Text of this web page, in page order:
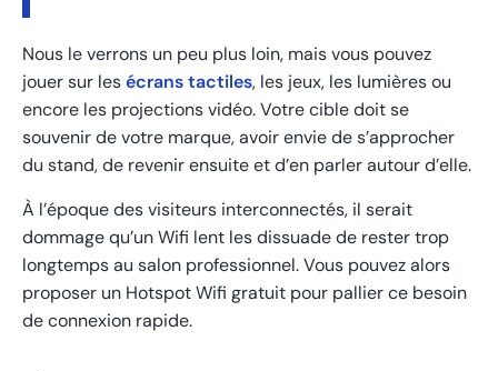
Nous le verrons un peu plus loin, mais vous pouvez
jouer sur lesécrans tactiles, les jeux, les lumières ou
encore les projections vidéo. Votre cible doit se
souvenir de votre marque, avoir envie de s’approcher
du stand, de revenir ensuite et d’en parler autour d’elle.
À l’époque des visiteurs interconnectés, il serait
dommage qu’un Wifi lent les dissuade de rester trop
longtemps au salon professionnel. Vous pouvez alors
proposer un Hotspot Wifi gratuit pour pallier ce besoin
de connexion rapide.